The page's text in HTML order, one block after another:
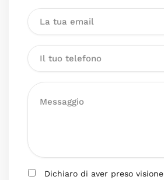
Dichiaro di aver preso